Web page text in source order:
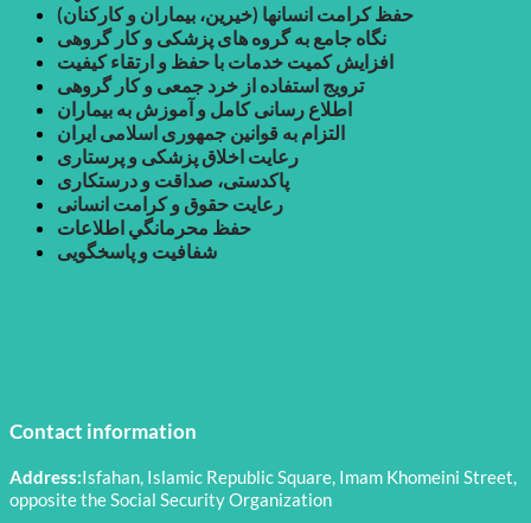
حفظ کرامت انسانها (خیرین، بیماران و کارکنان)
نگاه جامع به گروه های پزشکی و کار گروهی
افزایش کمیت خدمات با حفظ و ارتقاء کیفیت
ترویج استفاده از خرد جمعی و کار گروهی
اطلاع رسانی کامل و آموزش به بیماران
التزام به قوانین جمهوری اسلامی ایران
رعایت اخلاق پزشکی و پرستاری
پاکدستی، صداقت و درستکاری
رعایت حقوق و کرامت انسانی
حفظ محرمانگي اطلاعات
شفافیت و پاسخگویی
Contact information
Address:Isfahan, Islamic Republic Square, Imam Khomeini Street,
opposite the Social Security Organization